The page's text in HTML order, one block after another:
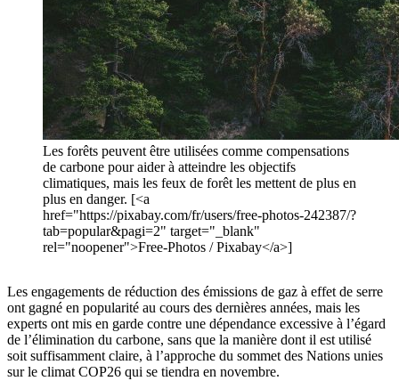
Les forêts peuvent être utilisées comme compensations
de carbone pour aider à atteindre les objectifs
climatiques, mais les feux de forêt les mettent de plus en
plus en danger. [<a
href="https://pixabay.com/fr/users/free-photos-242387/?
tab=popular&pagi=2" target="_blank"
rel="noopener">Free-Photos / Pixabay</a>]
Les engagements de réduction des émissions de gaz à effet de serre
ont gagné en popularité au cours des dernières années, mais les
experts ont mis en garde contre une dépendance excessive à l’égard
de l’élimination du carbone, sans que la manière dont il est utilisé
soit suffisamment claire, à l’approche du sommet des Nations unies
sur le climat COP26 qui se tiendra en novembre.